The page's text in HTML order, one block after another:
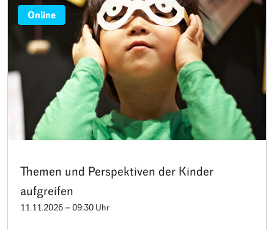
Online
Themen und Perspektiven der Kinder
aufgreifen
11.11.2026 – 09:30 Uhr